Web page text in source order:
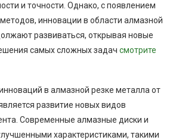
и точности. Однако, с появлением
инновации в области алмазной
развиваться, открывая новые
самых сложных задач смотрите
в алмазной резке металла от
развитие новых видов
Современные алмазные диски и
характеристиками, такими